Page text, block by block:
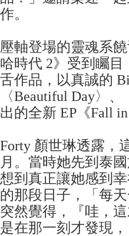
作。
壓軸登場的靈魂系
哈時代 2》受到矚
舌作品，以真誠的
〈Beautiful Day〉
出的全新 EP《Fall
Forty 顏世琳透露，
月。當時她先到泰
想到真正讓她感到
的那段日子，「每
突然覺得，『哇，
是在那一刻才發現